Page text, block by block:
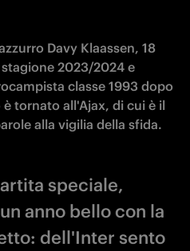
Davy Klaassen, 18
2023/2024 e
classe 1993 dopo
tornato all'Ajax, di cui è il
alla vigilia della sfida.
speciale,
anno bello con la
dell'Inter sento